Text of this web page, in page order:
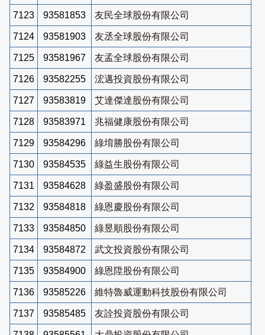
7123 93581853 友民全球股份有限公司
7124 93581903 友丞全球股份有限公司
7125 93581967 友孟全球股份有限公司
7126 93582255 浤邁投資股份有限公司
7127 93583819 艾達傑達股份有限公司
7128 93583971 兆福健康股份有限公司
7129 93584296 綠堉勝股份有限公司
7130 93584535 綠益生股份有限公司
7131 93584628 綠盈盛股份有限公司
7132 93584818 綠恩慶股份有限公司
7133 93584850 綠昱順股份有限公司
7134 93584872 武文投資股份有限公司
7135 93584900 綠恩陞股份有限公司
7136 93585226 維特魯威運動科技股份有限公司
7137 93585485 友詮投資股份有限公司